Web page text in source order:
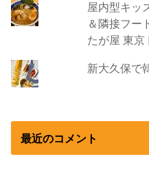
屋内型キッ
＆隣接フー
たが屋 東京
新大久保で
最近のコメント